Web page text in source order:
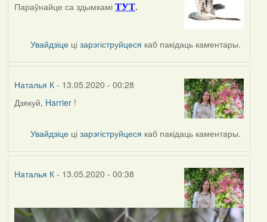
reply
Наталья
К
Параўнайце са здымкамі ТУТ.
Увайдзіце цізарэгіструйцеся каб пакідаць каментары.
Наталья К- 13.05.2020 - 00:28
In
Harrier
Дзякуй, Harrier!
Увайдзіце цізарэгіструйцеся каб пакідаць каментары.
Наталья К- 13.05.2020 - 00:38